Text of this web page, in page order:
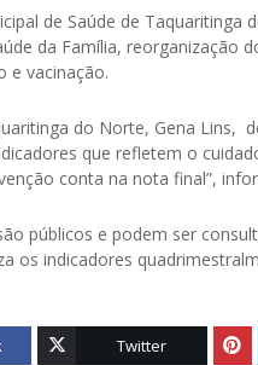
de Saúde de
da Família, reorganização
e vacinação.
do Norte, Gena Lins,
que refletem o
conta na nota final”,
públicos e podem ser
os indicadores
Twitter